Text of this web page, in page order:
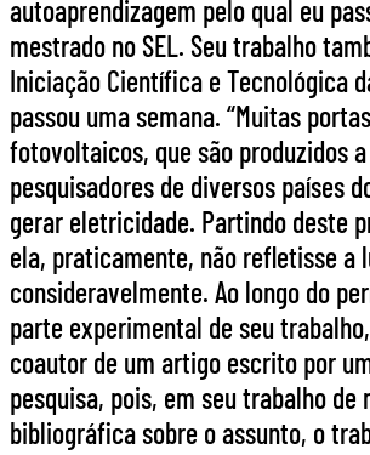
autoaprendizagem pelo qual eu
mestrado no SEL. Seu trabalho
Iniciação Científica e Tecnológica
passou uma semana. “Muitas
fotovoltaicos, que são produzidos
pesquisadores de diversos países
gerar eletricidade. Partindo deste
ela, praticamente, não refletisse a
consideravelmente. Ao longo do
parte experimental de seu
coautor de um artigo escrito por
pesquisa, pois, em seu trabalho
bibliográfica sobre o assunto, o